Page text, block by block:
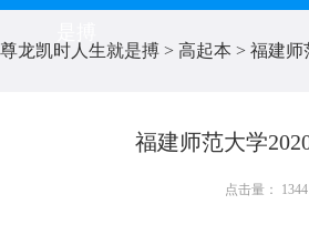
尊龙凯时人生就是搏 > 高起本 > 福建师
福建师范大学
点击量： 1344